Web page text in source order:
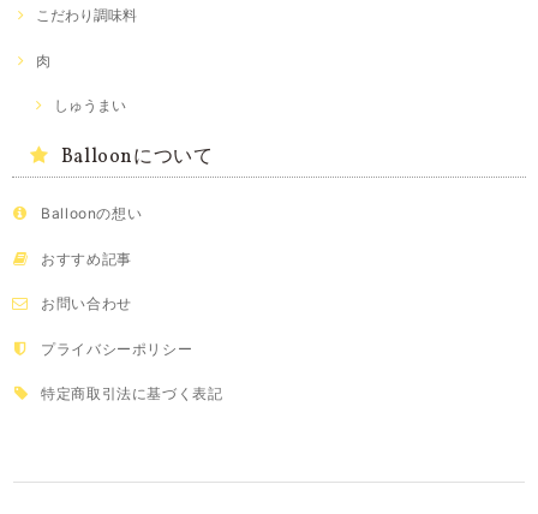
こだわり調味料
肉
しゅうまい
Balloonについて
Balloonの想い
おすすめ記事
お問い合わせ
プライバシーポリシー
特定商取引法に基づく表記